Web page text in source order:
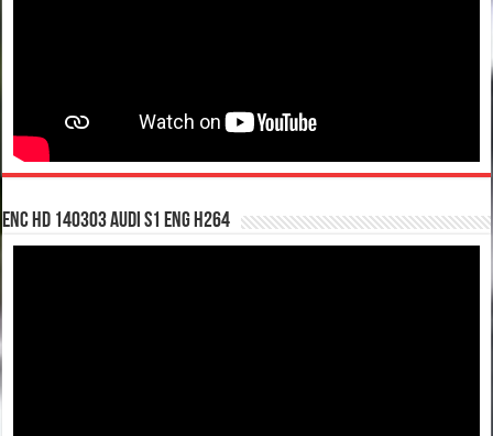
enc hd 140303 Audi S1 ENG H264